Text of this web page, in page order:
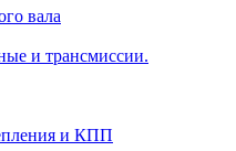
вала
и трансмиссии.
и КПП